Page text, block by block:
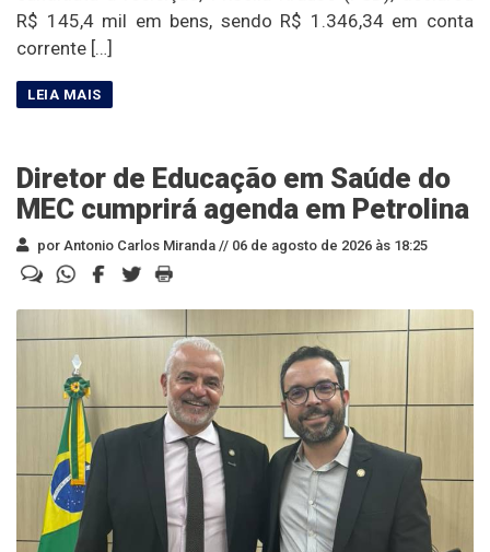
R$ 145,4 mil em bens, sendo R$ 1.346,34 em conta
corrente […]
Diretor de Educação em Saúde do
MEC cumprirá agenda em Petrolina
por Antonio Carlos Miranda // 06 de agosto de 2026 às 18:25